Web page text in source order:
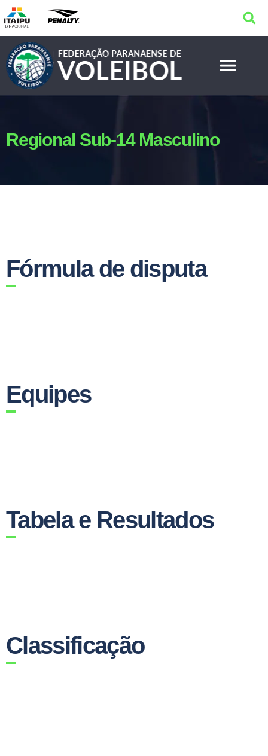
Regional Sub-14 Masculino
Fórmula de disputa
Equipes
Tabela e Resultados
Classificação